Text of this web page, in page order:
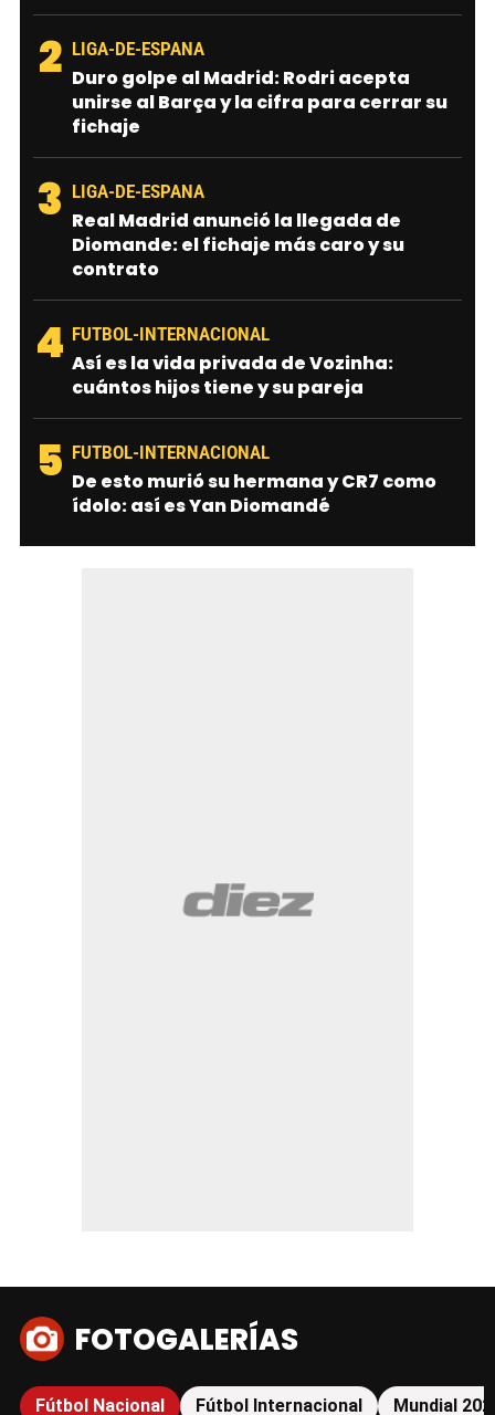
2 LIGA-DE-ESPANA
Duro golpe al Madrid: Rodri acepta
unirse al Barça y la cifra para cerrar su
fichaje
3 LIGA-DE-ESPANA
Real Madrid anunció la llegada de
Diomande: el fichaje más caro y su
contrato
4 FUTBOL-INTERNACIONAL
Así es la vida privada de Vozinha:
cuántos hijos tiene y su pareja
5 FUTBOL-INTERNACIONAL
De esto murió su hermana y CR7 como
ídolo: así es Yan Diomandé
FOTOGALERÍAS
Fútbol Nacional Fútbol Internacional Mundial